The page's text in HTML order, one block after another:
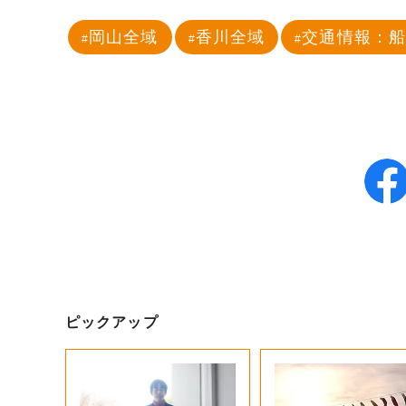
岡山全域 香川全域 交通情報：
ピックアップ